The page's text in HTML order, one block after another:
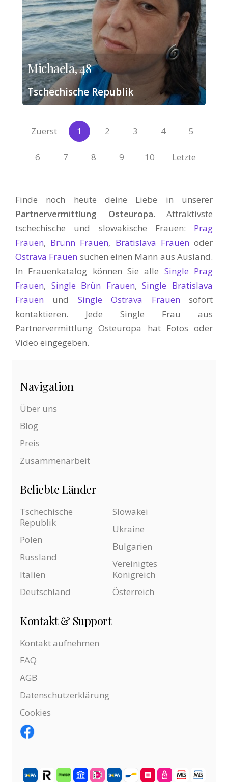
Michaela, 48
Tschechische Republik
Zuerst 1 2 3 4 5
6 7 8 9 10 Letzte
Finde noch heute deine Liebe in unserer
Partnervermittlung Osteuropa. Attraktivste
tschechische und slowakische Frauen: Prag
Frauen, Brünn Frauen, Bratislava Frauen oder
Ostrava Frauen suchen einen Mann aus Ausland.
In Frauenkatalog können Sie alle Single Prag
Frauen, Single Brün Frauen,Single Bratislava
Frauen und Single Ostrava Frauen sofort
kontaktieren. Jede Single Frau aus
Partnervermittlung Osteuropa hat Fotos oder
Video eingegeben.
Navigation
Über uns
Blog
Preis
Zusammenarbeit
Beliebte Länder
Tschechische
Republik
Polen
Russland
Italien
Deutschland
Slowakei
Ukraine
Bulgarien
Vereinigtes
Königreich
Österreich
Kontakt & Support
Kontakt aufnehmen
FAQ
AGB
Datenschutzerklärung
Cookies